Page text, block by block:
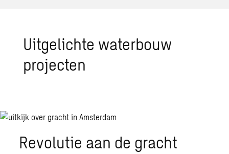
Uitgelichte waterbouw
projecten
Revolutie aan de gracht